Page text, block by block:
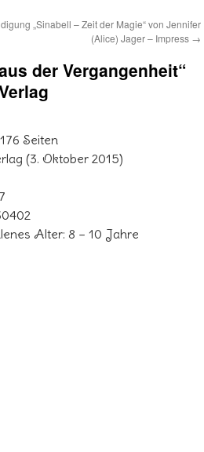
„Sinabell – Zeit der Magie“ von Jennifer
(Alice) Jager – Impress →
der Vergangenheit“
Seiten
(3. Oktober 2015)
Alter: 8 – 10 Jahre